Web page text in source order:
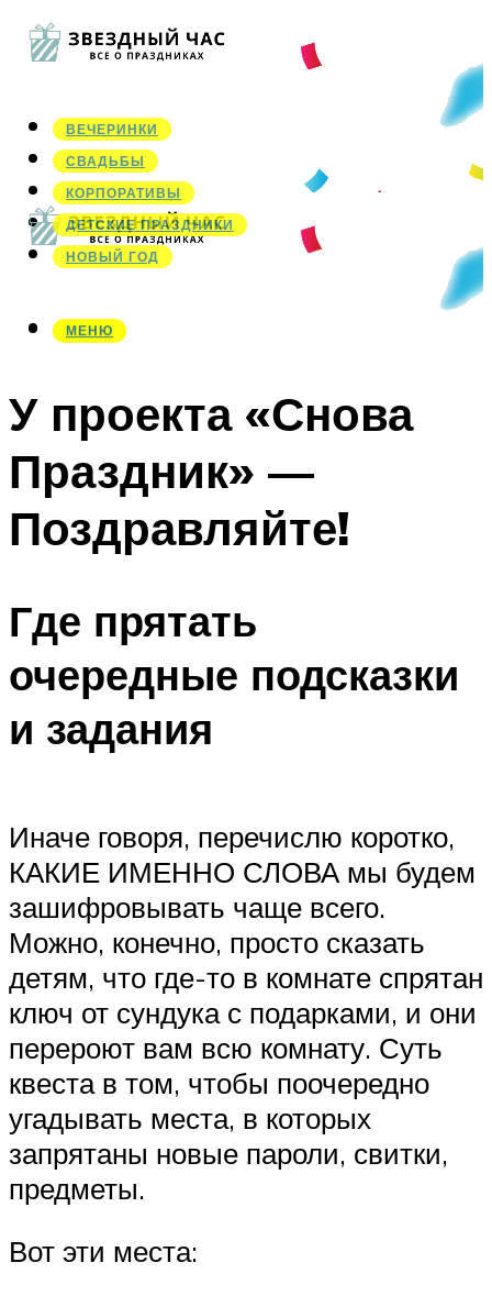
ВЕЧЕРИНКИ
СВАДЬБЫ
КОРПОРАТИВЫ
ДЕТСКИЕ ПРАЗДНИКИ
НОВЫЙ ГОД
МЕНЮ
МЕНЮ
У проекта «Снова
Праздник» —
Поздравляйте!
Где прятать
очередные подсказки
и задания
Иначе говоря, перечислю коротко,
КАКИЕ ИМЕННО СЛОВА мы будем
зашифровывать чаще всего.
Можно, конечно, просто сказать
детям, что где-то в комнате спрятан
ключ от сундука с подарками, и они
перероют вам всю комнату. Суть
квеста в том, чтобы поочередно
угадывать места, в которых
запрятаны новые пароли, свитки,
предметы.
Вот эти места: